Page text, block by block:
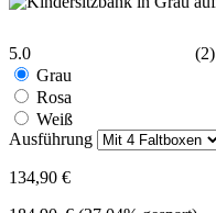
5.0
(2)
Grau
Rosa
Weiß
Ausführung
134,90 €